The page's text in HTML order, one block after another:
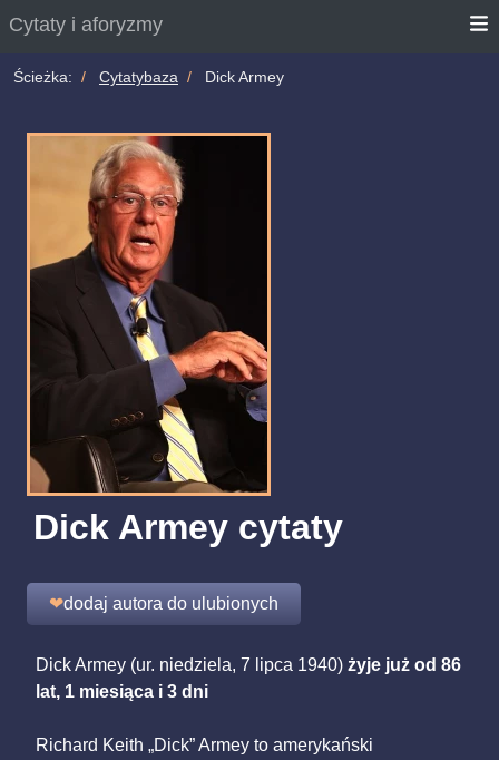
Cytaty i aforyzmy
Ścieżka: Cytatybaza Dick Armey
Dick Armey cytaty
❤dodaj autora do ulubionych
Dick Armey (ur. niedziela, 7 lipca 1940) żyje już od 86
lat, 1 miesiąca i 3 dni
Richard Keith „Dick” Armey to amerykański